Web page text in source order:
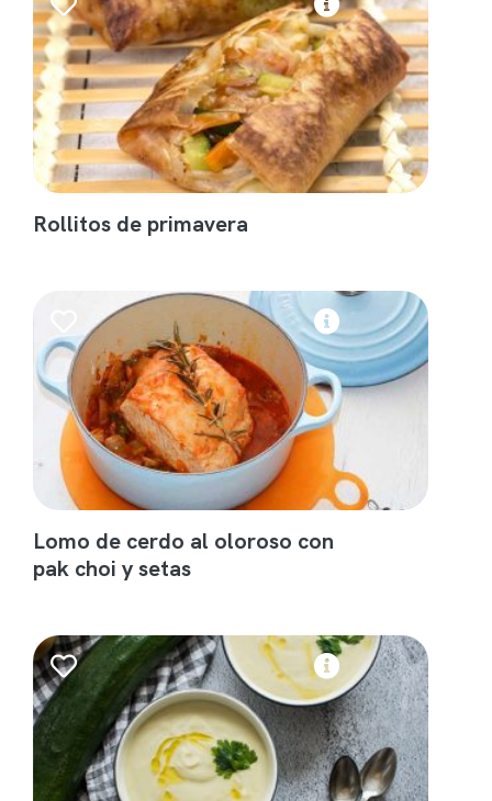
Rollitos de primavera
Lomo de cerdo al oloroso con
pak choi y setas